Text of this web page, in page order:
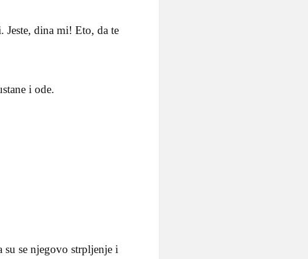
dina mi! Eto, da te
i ode.
su se njegovo strpljenje i